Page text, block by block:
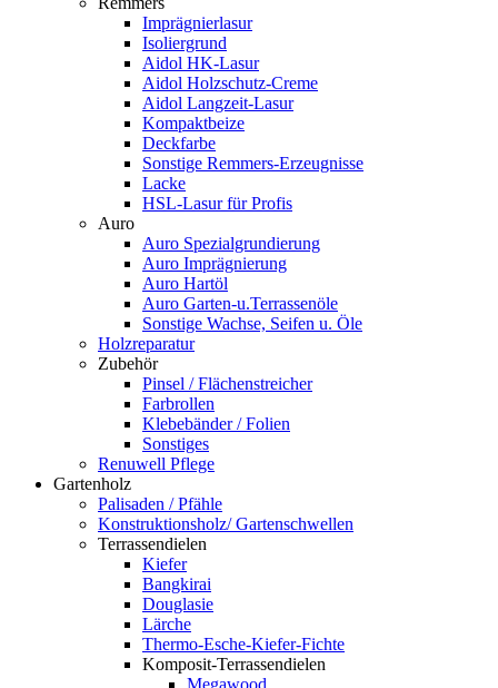
Imprägnierlasur
Isoliergrund
Aidol HK-Lasur
Aidol Holzschutz-Creme
Aidol Langzeit-Lasur
Kompaktbeize
Deckfarbe
Sonstige Remmers-Erzeugnisse
Lacke
HSL-Lasur für Profis
Auro
Auro Spezialgrundierung
Auro Imprägnierung
Auro Hartöl
Auro Garten-u.Terrassenöle
Sonstige Wachse, Seifen u. Öle
Holzreparatur
Zubehör
Pinsel / Flächenstreicher
Farbrollen
Klebebänder / Folien
Sonstiges
Renuwell Pflege
Gartenholz
Palisaden / Pfähle
Konstruktionsholz/ Gartenschwellen
Terrassendielen
Kiefer
Bangkirai
Douglasie
Lärche
Thermo-Esche-Kiefer-Fichte
Komposit-Terrassendielen